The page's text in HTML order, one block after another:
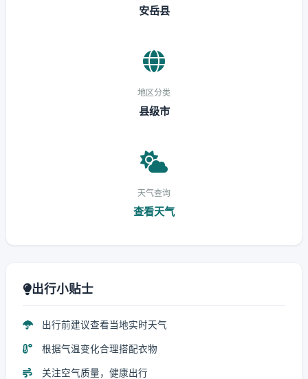
安岳县
地区分类
县级市
天气查询
查看天气
出行小贴士
出行前建议查看当地实时天气
根据气温变化合理搭配衣物
关注空气质量，健康出行